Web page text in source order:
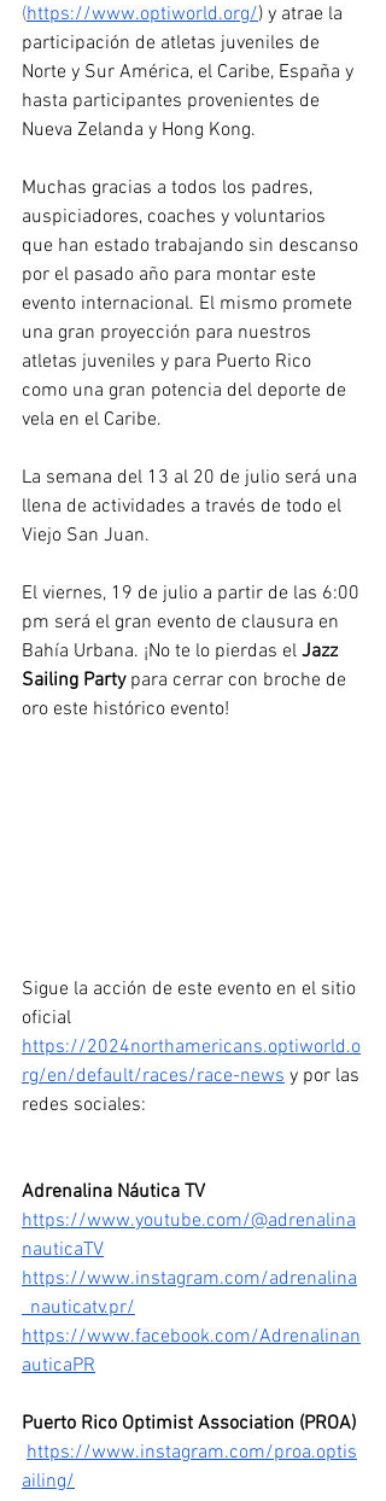
(https://www.optiworld.org/) y atrae la
participación de atletas juveniles de
Norte y Sur América, el Caribe, España y
hasta participantes provenientes de
Nueva Zelanda y Hong Kong.
Muchas gracias a todos los padres,
auspiciadores, coaches y voluntarios
que han estado trabajando sin descanso
por el pasado año para montar este
evento internacional. El mismo promete
una gran proyección para nuestros
atletas juveniles y para Puerto Rico
como una gran potencia del deporte de
vela en el Caribe.
La semana del 13 al 20 de julio será una
llena de actividades a través de todo el
Viejo San Juan.
El viernes, 19 de julio a partir de las 6:00
pm será el gran evento de clausura en
Bahía Urbana. ¡No te lo pierdas el Jazz
Sailing Party para cerrar con broche de
oro este histórico evento!
Sigue la acción de este evento en el sitio
oficial
https://2024northamericans.optiworld.o
rg/en/default/races/race-news y por las
redes sociales:
Adrenalina Náutica TV
https://www.youtube.com/@adrenalina
nauticaTV
https://www.instagram.com/adrenalina
_nauticatv.pr/
https://www.facebook.com/Adrenalinan
auticaPR
Puerto Rico Optimist Association (PROA)
https://www.instagram.com/proa.optis
ailing/